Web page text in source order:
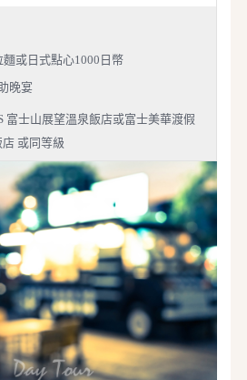
麵或日式點心1000日幣
晚宴
富士山展望溫泉飯店或富士美華渡假
或同等級